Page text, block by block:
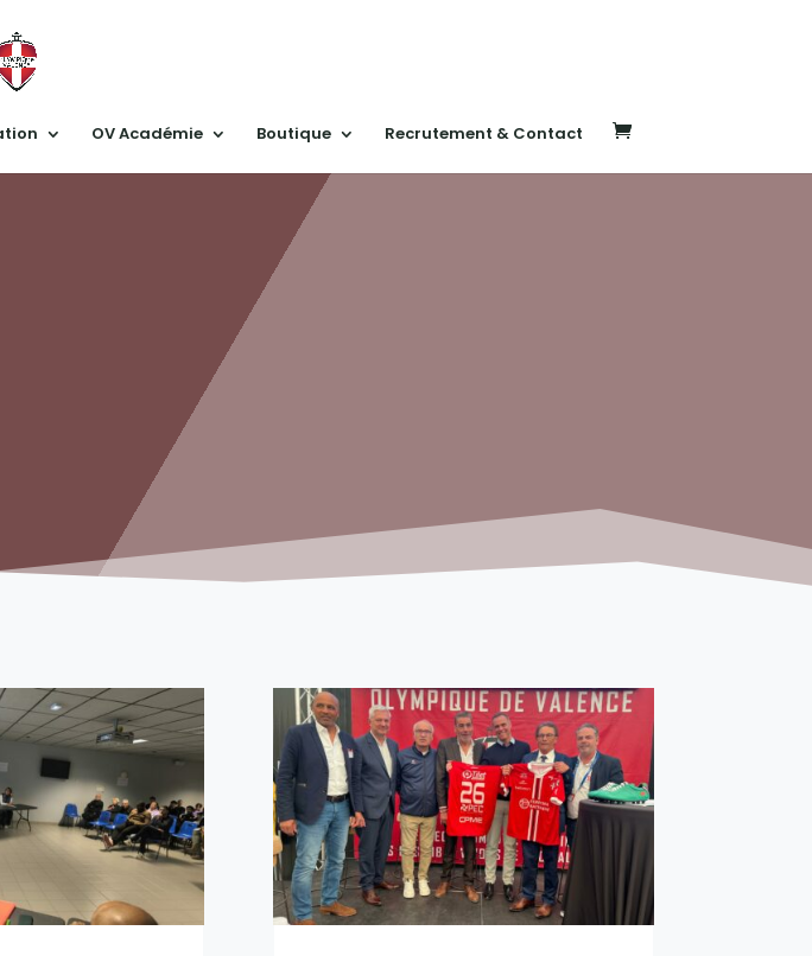
OV Académie Boutique Recrutement & Contact